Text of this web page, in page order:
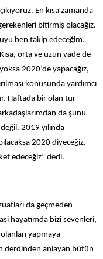
En kısa zamanda
bitirmiş olacağız.
ben takip edeceğim.
orta ve uzun vade de
2020’de yapacağız,
konusunda yardımcı
Haftada bir olan tur
da şunu
2019 yılında
2020 diyeceğiz.
edeceğiz” dedi.
da geçmeden
hayatımda bizi sevenleri,
yapmaya
derdinden anlayan bütün